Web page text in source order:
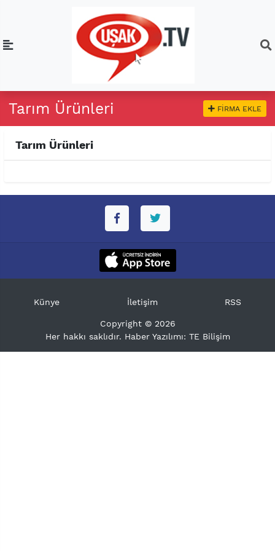
Tarım Ürünleri FIRMA EKLE
Tarım Ürünleri
Künye İletişim RSS
Copyright © 2026
Her hakkı saklıdır. Haber Yazılımı: TE Bilişim